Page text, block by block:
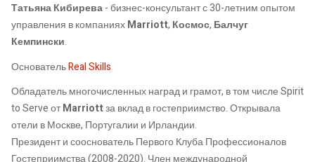
Татьяна Кибирева- бизнес-консультант с 30-летним опытом
управления в компанияхMarriott, Космос, Балчуг
Кемпински.
ОсновательReal Skills
Обладатель многочисленных наград и грамот, в том числе Spirit
to Serve отMarriottза вклад в гостеприимство. Открывала
отели в Москве, Португалии и Ирландии.
Президент и сооснователь Первого Клуба Профессионалов